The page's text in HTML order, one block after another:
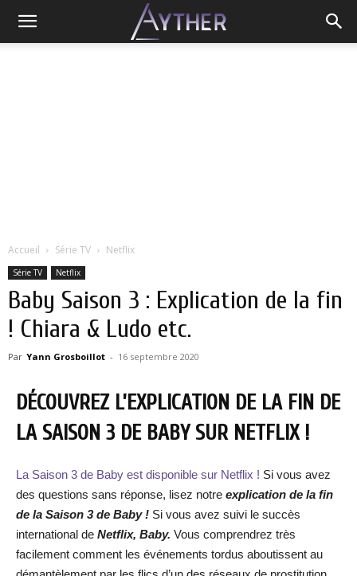
Accueil Série TV Netflix
Série TV Netflix
Baby Saison 3 : Explication de la fin
! Chiara & Ludo etc.
Par Yann Grosboillot - 16 septembre 2020
DÉCOUVREZ L’EXPLICATION DE LA FIN DE
LA SAISON 3 DE BABY SUR NETFLIX !
La Saison 3 de Baby est disponible sur Netflix ! Si vous avez
des questions sans réponse, lisez notre explication de la fin
de la Saison 3 de Baby ! Si vous avez suivi le succès
international de Netflix, Baby. Vous comprendrez très
facilement comment les événements tordus aboutissent au